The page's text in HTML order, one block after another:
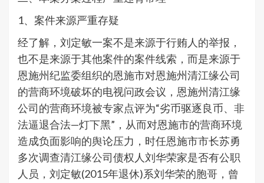
1、案件来源严重存疑
经了解，刘定敏一案不是来源于行贿人的举报，
也不是来源于其他案件的案件线索，而是来源于
恩施州纪监委组织的恩施市对恩施州清江缘公司
的营商环境破坏的电视问政会议，恩施州清江缘
公司的营商环境被专家点评为“劣币驱逐良币、非
法逼退合法—灯下黑”，从而对恩施市的营商环境
造成负面影响的舆论压力，时任恩施市市长苏勇
多次调查清江缘公司债权人刘华荣家是否有公职
人员，刘定敏(2015年退休)系刘华荣的胞哥，曾